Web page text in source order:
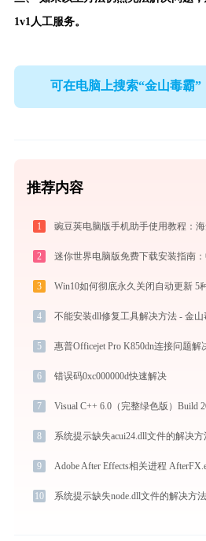
1v1人工服务。
可在电脑上搜索“金山毒霸”
推荐内容
1
2
3
4 不能安装dll修复工具解决方法 - 金山
5 惠普Officejet Pro K850dn连接问题
6 错误码0xc000000d快速解决
7
8 系统提示缺失acui24.dll文件的解决方
9
10 系统提示缺失node.dll文件的解决方法